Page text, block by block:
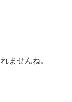
ませんね。